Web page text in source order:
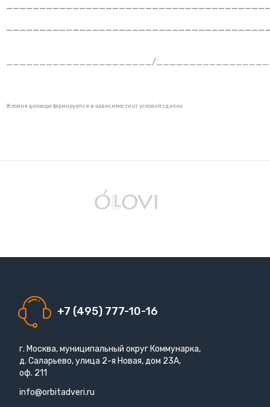
______________________/
Условия договора формируются в зависимости от условий сделки.
+7 (495) 777-10-16
г. Москва, муниципальный округ Коммунарка,
д. Саларьево, улица 2-я Новая, дом 23А,
оф. 211
info@orbitadveri.ru